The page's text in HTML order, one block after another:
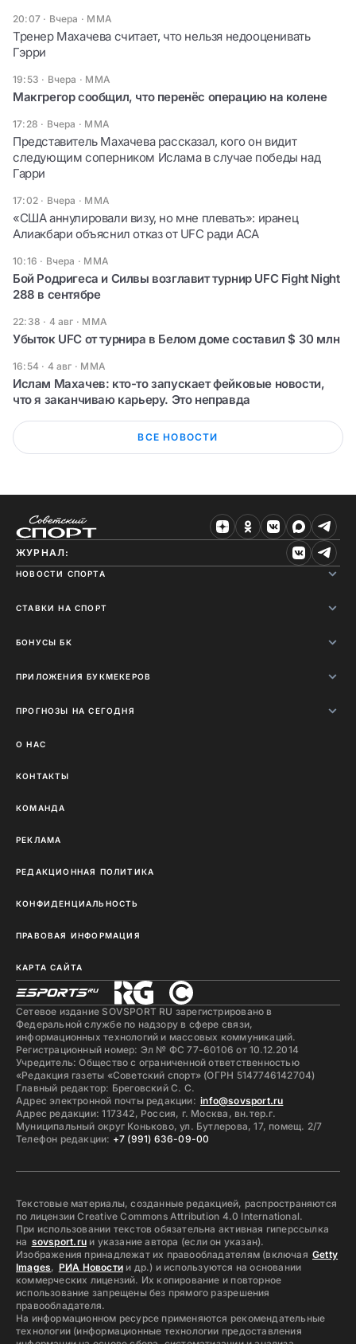
20:07 · Вчера · ММА
Тренер Махачева считает, что нельзя недооценивать
Гэрри
19:53 · Вчера · ММА
Макгрегор сообщил, что перенёс операцию на колене
17:28 · Вчера · ММА
Представитель Махачева рассказал, кого он видит
следующим соперником Ислама в случае победы над
Гарри
17:02 · Вчера · ММА
«США аннулировали визу, но мне плевать»: иранец
Алиакбари объяснил отказ от UFC ради ACA
10:16 · Вчера · ММА
Бой Родригеса и Силвы возглавит турнир UFC Fight Night
288 в сентябре
22:38 · 4 авг · ММА
Убыток UFC от турнира в Белом доме составил $ 30 млн
16:54 · 4 авг · ММА
Ислам Махачев: кто-то запускает фейковые новости,
что я заканчиваю карьеру. Это неправда
ВСЕ НОВОСТИ
ЖУРНАЛ:
НОВОСТИ СПОРТА
СТАВКИ НА СПОРТ
БОНУСЫ БК
ПРИЛОЖЕНИЯ БУКМЕКЕРОВ
ПРОГНОЗЫ НА СЕГОДНЯ
О НАС
КОНТАКТЫ
КОМАНДА
РЕКЛАМА
РЕДАКЦИОННАЯ ПОЛИТИКА
КОНФИДЕНЦИАЛЬНОСТЬ
ПРАВОВАЯ ИНФОРМАЦИЯ
КАРТА САЙТА
Сетевое издание SOVSPORT RU зарегистрировано в
Федеральной службе по надзору в сфере связи,
информационных технологий и массовых коммуникаций.
Регистрационный номер: Эл № ФС 77-60106 от 10.12.2014
Учредитель: Общество с ограниченной ответственностью
«Редакция газеты «Советский спорт» (ОГРН 5147746142704)
Главный редактор: Бреговский С. С.
Адрес электронной почты редакции: info@sovsport.ru
Адрес редакции: 117342, Россия, г. Москва, вн.тер.г.
Муниципальный округ Коньково, ул. Бутлерова, 17, помещ. 2/7
Телефон редакции: +7 (991) 636-09-00
Текстовые материалы, созданные редакцией, распространяются
по лицензии Creative Commons Attribution 4.0 International.
При использовании текстов обязательна активная гиперссылка
на sovsport.ruи указание автора (если он указан).
Изображения принадлежат их правообладателям (включая Getty
Images, РИА Новости и др.) и используются на основании
коммерческих лицензий. Их копирование и повторное
использование запрещены без прямого разрешения
правообладателя.
На информационном ресурсе применяются рекомендательные
технологии (информационные технологии предоставления